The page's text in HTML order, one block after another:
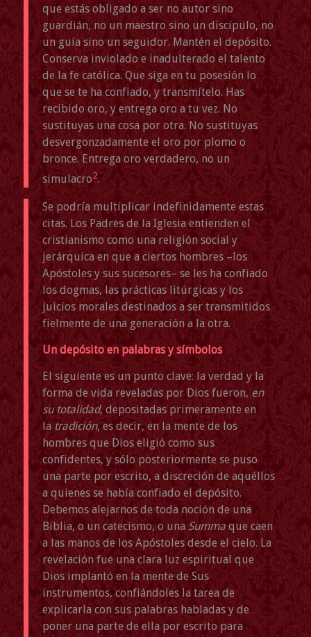
que estás obligado a ser no autor sino
guardián, no un maestro sino un discípulo, no
un guía sino un seguidor. Mantén el depósito.
Conserva inviolado e inadulterado el talento
de la fe católica. Que siga en tu posesión lo
que se te ha confiado, y transmítelo. Has
recibido oro, y entrega oro a tu vez. No
sustituyas una cosa por otra. No sustituyas
desvergonzadamente el oro por plomo o
bronce. Entrega oro verdadero, no un
simulacro2.
Se podría multiplicar indefinidamente estas
citas. Los Padres de la Iglesia entienden el
cristianismo como una religión social y
jerárquica en que a ciertos hombres –los
Apóstoles y sus sucesores– se les ha confiado
los dogmas, las prácticas litúrgicas y los
juicios morales destinados a ser transmitidos
fielmente de una generación a la otra.
Un depósito en palabras y símbolos
El siguiente es un punto clave: la verdad y la
forma de vida reveladas por Dios fueron, en
su totalidad, depositadas primeramente en
la tradición, es decir, en la mente de los
hombres que Dios eligió como sus
confidentes, y sólo posteriormente se puso
una parte por escrito, a discreción de aquéllos
a quienes se había confiado el depósito.
Debemos alejarnos de toda noción de una
Biblia, o un catecismo, o una Summaque caen
a las manos de los Apóstoles desde el cielo. La
revelación fue una clara luz espiritual que
Dios implantó en la mente de Sus
instrumentos, confiándoles la tarea de
explicarla con sus palabras habladas y de
poner una parte de ella por escrito para